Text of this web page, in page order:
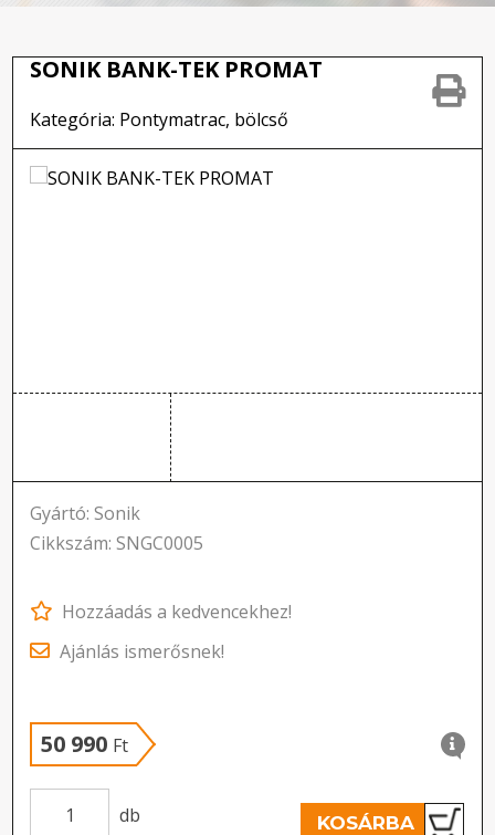
SONIK BANK-TEK PROMAT
Kategória: Pontymatrac, bölcső
Gyártó: Sonik
Cikkszám: SNGC0005
Hozzáadás a kedvencekhez!
Ajánlás ismerősnek!
50 990 Ft
db KOSÁRBA